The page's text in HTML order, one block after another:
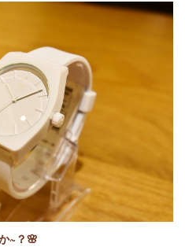
~？🌸